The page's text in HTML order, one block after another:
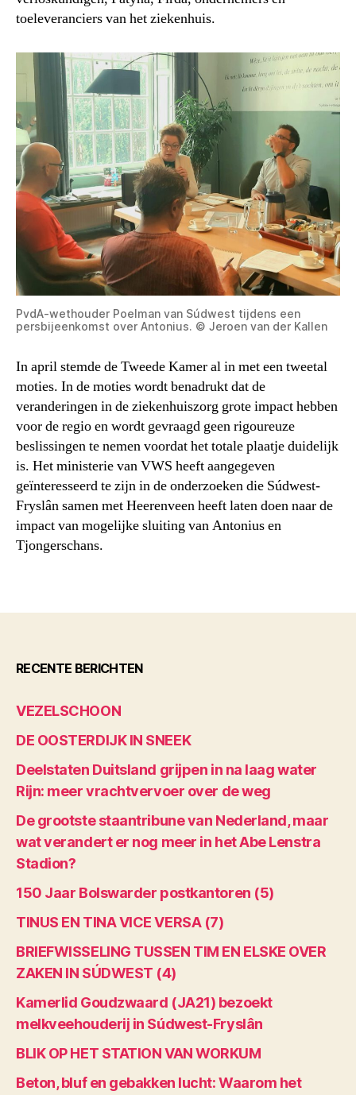
toeleveranciers van het ziekenhuis.
PvdA-wethouder Poelman van Súdwest tijdens een
persbijeenkomst over Antonius. © Jeroen van der Kallen
In april stemde de Tweede Kamer al in met een tweetal
moties. In de moties wordt benadrukt dat de
veranderingen in de ziekenhuiszorg grote impact hebben
voor de regio en wordt gevraagd geen rigoureuze
beslissingen te nemen voordat het totale plaatje duidelijk
is. Het ministerie van VWS heeft aangegeven
geïnteresseerd te zijn in de onderzoeken die Súdwest-
Fryslân samen met Heerenveen heeft laten doen naar de
impact van mogelijke sluiting van Antonius en
Tjongerschans.
RECENTE BERICHTEN
VEZELSCHOON
DE OOSTERDIJK IN SNEEK
Deelstaten Duitsland grijpen in na laag water
Rijn: meer vrachtvervoer over de weg
De grootste staantribune van Nederland, maar
wat verandert er nog meer in het Abe Lenstra
Stadion?
150 Jaar Bolswarder postkantoren (5)
TINUS EN TINA VICE VERSA (7)
BRIEFWISSELING TUSSEN TIM EN ELSKE OVER
ZAKEN IN SÚDWEST (4)
Kamerlid Goudzwaard (JA21) bezoekt
melkveehouderij in Súdwest-Fryslân
BLIK OP HET STATION VAN WORKUM
Beton, bluf en gebakken lucht: Waarom het